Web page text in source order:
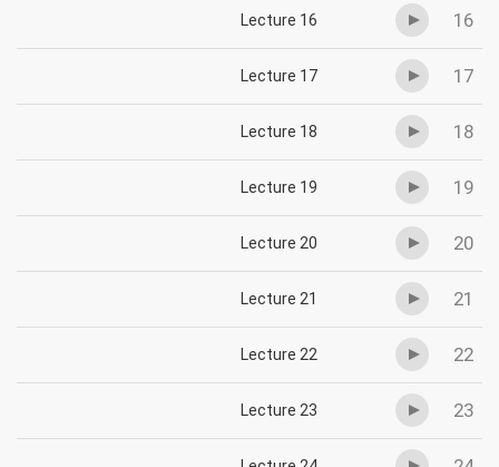
16
Lecture 16
17
Lecture 17
18
Lecture 18
19
Lecture 19
20
Lecture 20
21
Lecture 21
22
Lecture 22
23
Lecture 23